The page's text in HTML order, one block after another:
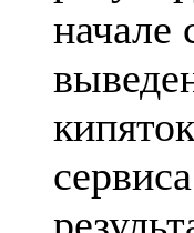
начале